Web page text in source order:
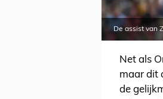
De assist van
Net als
maar dit
de